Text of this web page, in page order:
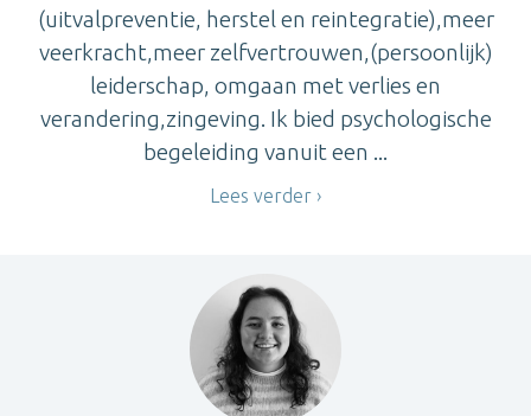
(uitvalpreventie, herstel en reintegratie),meer
veerkracht,meer zelfvertrouwen,(persoonlijk)
leiderschap, omgaan met verlies en
verandering,zingeving. Ik bied psychologische
begeleiding vanuit een ...
Lees verder